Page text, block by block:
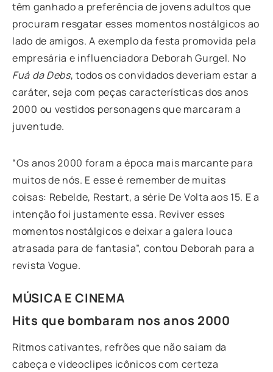
têm ganhado a preferência de jovens adultos que
procuram resgatar esses momentos nostálgicos ao
lado de amigos. A exemplo da festa promovida pela
empresária e influenciadora Deborah Gurgel. No
Fuá da Debs, todos os convidados deveriam estar a
caráter, seja com peças características dos anos
2000 ou vestidos personagens que marcaram a
juventude.
“Os anos 2000 foram a época mais marcante para
muitos de nós. E esse é remember de muitas
coisas: Rebelde, Restart, a série De Volta aos 15. E a
intenção foi justamente essa. Reviver esses
momentos nostálgicos e deixar a galera louca
atrasada para de fantasia”, contou Deborah para a
revista Vogue.
MÚSICA E CINEMA
Hits que bombaram nos anos 2000
Ritmos cativantes, refrões que não saiam da
cabeça e vídeoclipes icônicos com certeza